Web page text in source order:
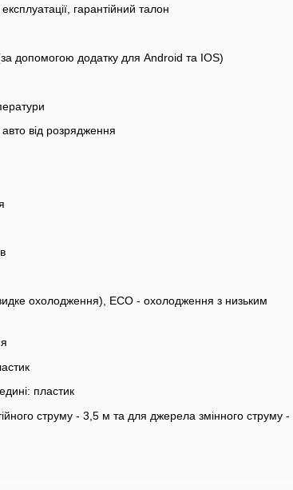
гарантійний талон
допомогою додатку для Android та IOS)
від розрядження
охолодження), ECO - охолодження з низьким
пластик
струму - 3,5 м та для джерела змінного струму -